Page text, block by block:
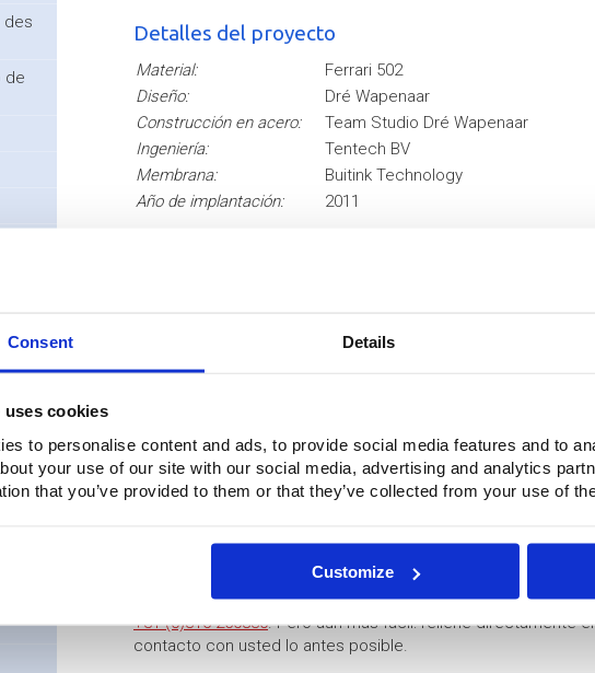
Consent Details
uses cookies
to personalise content and ads, to provide social media features and to
your use of our site with our social media, advertising and analytics
that you’ve provided to them or that they’ve collected from your use of
Customize
des
de
Detalles del proyecto
Material:
Ferrari 502
Diseño:
Dré Wapenaar
Construcción en acero:
Team Studio Dré Wapenaar
Ingeniería:
Tentech BV
Membrana:
Buitink Technology
Año de implantación:
2011
¿Tiene alguna pregunta o desea más información? No
+31 (0)316-250830. Pero aún más fácil: rellene directamente
contacto con usted lo antes posible.